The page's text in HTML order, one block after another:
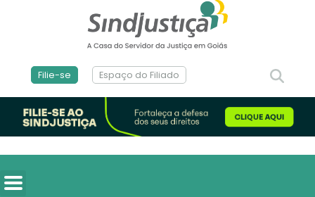
Filie-se Espaço do Filiado